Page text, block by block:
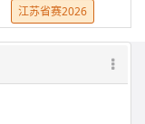
江苏省赛2026